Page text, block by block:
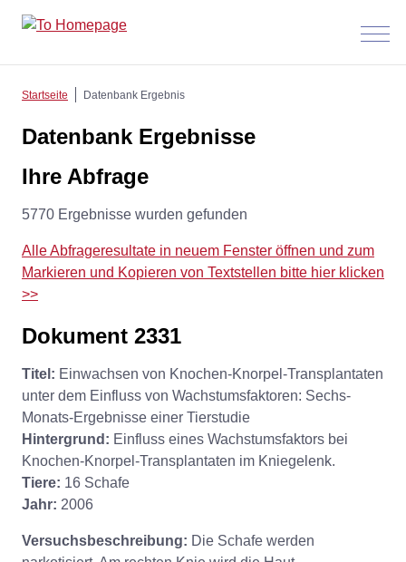
Menü
Startseite Datenbank Ergebnis
Datenbank Ergebnisse
Ihre Abfrage
5770 Ergebnisse wurden gefunden
Alle Abfrageresultate in neuem Fenster öffnen und zum
Markieren und Kopieren von Textstellen bitte hier klicken
>>
Dokument 2331
Titel: Einwachsen von Knochen-Knorpel-Transplantaten
unter dem Einfluss von Wachstumsfaktoren: Sechs-
Monats-Ergebnisse einer Tierstudie
Hintergrund: Einfluss eines Wachstumsfaktors bei
Knochen-Knorpel-Transplantaten im Kniegelenk.
Tiere: 16 Schafe
Jahr: 2006
Versuchsbeschreibung: Die Schafe werden